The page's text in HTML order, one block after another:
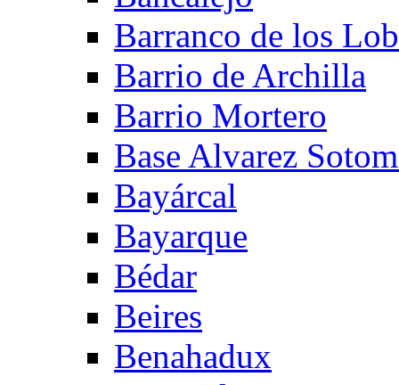
Barranco de los
Barrio de Archilla
Barrio Mortero
Base Alvarez
Bayárcal
Bayarque
Bédar
Beires
Benahadux